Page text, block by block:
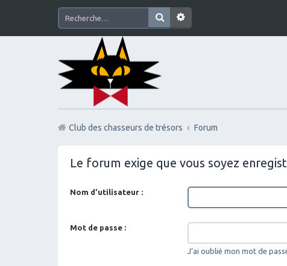
Club des chasseurs de trésors Forum
Le forum exige que vous soyez
Nom d’utilisateur :
Mot de passe :
J’ai oublié mon mot de